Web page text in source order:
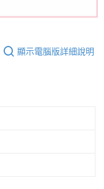
顯示電腦版詳細說明